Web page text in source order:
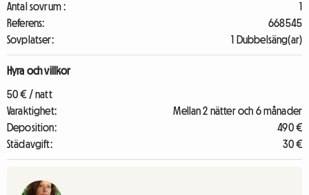
Antal sovrum :
1
Referens:
668545
Sovplatser:
1 Dubbelsäng(ar)
Hyra och villkor
50 € / natt
Varaktighet:
Mellan 2 nätter och 6 månader
Deposition:
490 €
Städavgift:
30 €